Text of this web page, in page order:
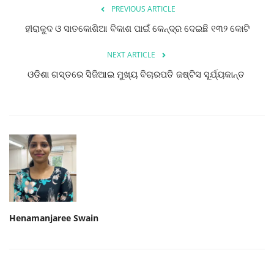
PREVIOUS ARTICLE
ହୀରାକୁଦ ଓ ସାତକୋଶିଆ ବିକାଶ ପାଇଁ କେନ୍ଦ୍ର ଦେଇଛି ୧୩୨ କୋଟି
NEXT ARTICLE
ଓଡିଶା ଗସ୍ତରେ ସିଜିଆଇ ମୁଖ୍ୟ ବିଚାରପତି ଜଷ୍ଟିସ ସୂର୍ଯ୍ୟକାନ୍ତ
Henamanjaree Swain